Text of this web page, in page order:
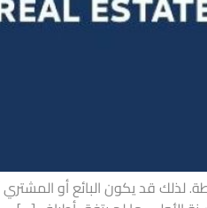
قد يكون البائع أو المشتري